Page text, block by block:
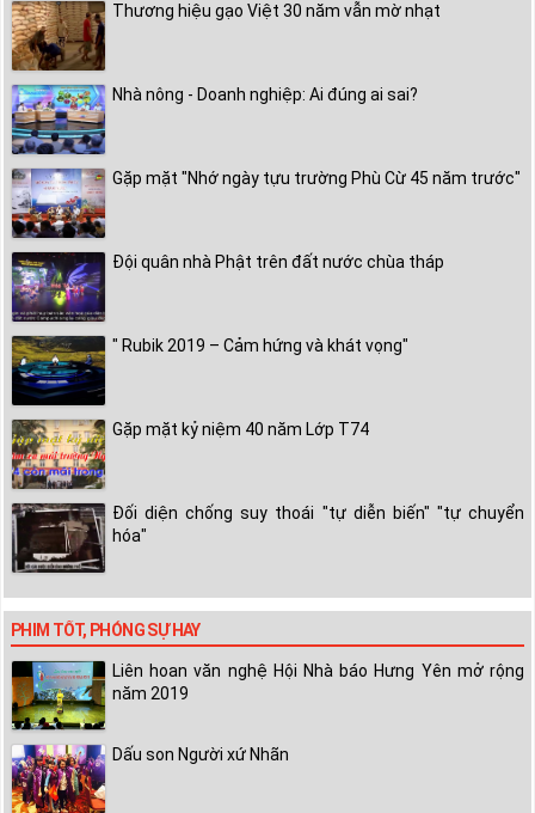
Thương hiệu gạo Việt 30 năm vẫn mờ nhạt
Nhà nông - Doanh nghiệp: Ai đúng ai sai?
Gặp mặt "Nhớ ngày tựu trường Phù Cừ 45 năm trước"
Đội quân nhà Phật trên đất nước chùa tháp
" Rubik 2019 – Cảm hứng và khát vọng"
Gặp mặt kỷ niệm 40 năm Lớp T74
Đối diện chống suy thoái "tự diễn biến" "tự chuyển
hóa"
PHIM TỐT, PHÓNG SỰ HAY
Liên hoan văn nghệ Hội Nhà báo Hưng Yên mở rộng
năm 2019
Dấu son Người xứ Nhãn